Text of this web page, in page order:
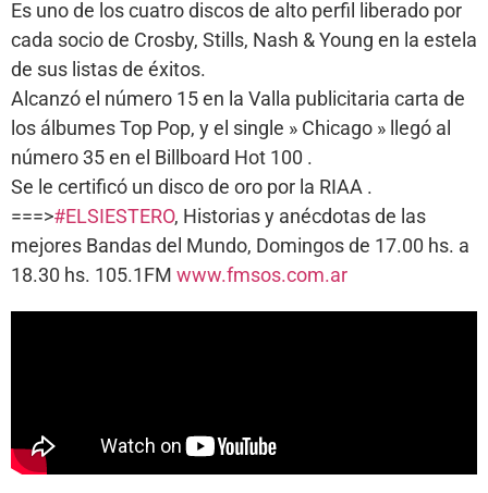
Es uno de los cuatro discos de alto perfil liberado por
cada socio de Crosby, Stills, Nash & Young en la estela
de sus listas de éxitos.
Alcanzó el número 15 en la Valla publicitaria carta de
los álbumes Top Pop, y el single » Chicago » llegó al
número 35 en el Billboard Hot 100 .
Se le certificó un disco de oro por la RIAA .
===>#ELSIESTERO, Historias y anécdotas de las
mejores Bandas del Mundo, Domingos de 17.00 hs. a
18.30 hs. 105.1FM www.fmsos.com.ar